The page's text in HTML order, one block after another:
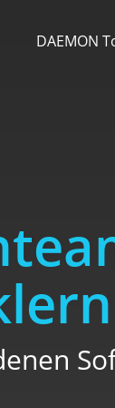
DAEMON